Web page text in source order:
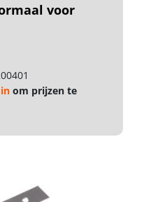
voor
om prijzen te